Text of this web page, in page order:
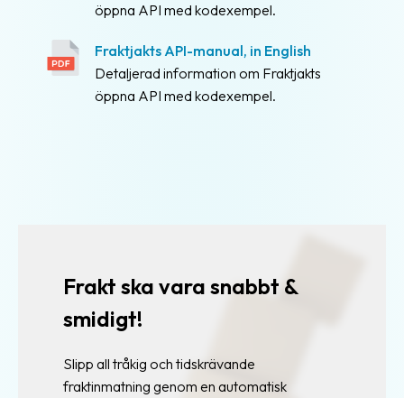
Utvecklings-
(SDK)
öppna API med kodexempel.
Fraktjakts API-manual, in English
Detaljerad information om Fraktjakts
öppna API med kodexempel.
Frakt ska vara snabbt &
smidigt!
Slipp all tråkig och tidskrävande
fraktinmatning genom en automatisk